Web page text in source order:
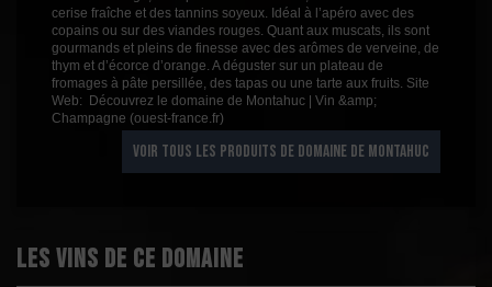
cerise fraîche et des tannins soyeux. Idéal à l’apéro avec des
copains ou sur des viandes rouges. Quant aux muscats, ils sont
gourmands et pleins de finesse avec des arômes de verveine, de
thym et d’écorce d’orange. A déguster sur un plateau de
fromages à pâte persillée, des tapas ou une tarte aux fruits. Site
Web: Découvrez le domaine de Montahuc | Vin &amp;
Champagne (ouest-france.fr)
VOIR TOUS LES PRODUITS DE DOMAINE DE MONTAHUC
Les vins de ce domaine